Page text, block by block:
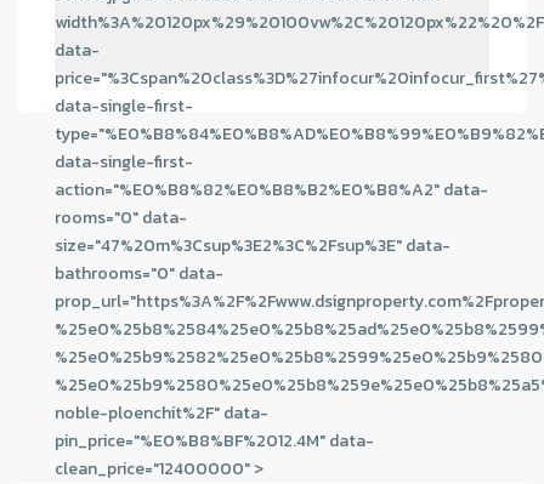
data-
data-single-first-
data-single-first-
action="%E0%B8%82%E0%B8%B2%E0%B8%A2" data-
rooms="0" data-
size="47%20m%3Csup%3E2%3C%2Fsup%3E" data-
bathrooms="0" data-
noble-ploenchit%2F" data-
pin_price="%E0%B8%BF%2012.4M" data-
clean_price="12400000" >